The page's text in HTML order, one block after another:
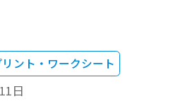
ント・ワークシート
日